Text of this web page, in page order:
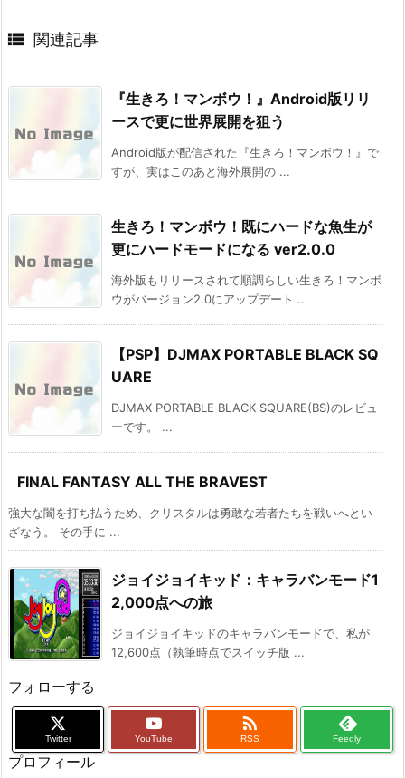
 関連記事
『生きろ！マンボウ！』Android版リリ
ースで更に世界展開を狙う
Android版が配信された『生きろ！マンボウ！』で
すが、実はこのあと海外展開の ...
生きろ！マンボウ！既にハードな魚生が
更にハードモードになる ver2.0.0
海外版もリリースされて順調らしい生きろ！マンボ
ウがバージョン2.0にアップデート ...
【PSP】DJMAX PORTABLE BLACK SQ
UARE
DJMAX PORTABLE BLACK SQUARE(BS)のレビュ
ーです。 ...
FINAL FANTASY ALL THE BRAVEST
強大な闇を打ち払うため、クリスタルは勇敢な若者たちを戦いへとい
ざなう。 その手に ...
ジョイジョイキッド：キャラバンモード1
2,000点への旅
ジョイジョイキッドのキャラバンモードで、私が
12,600点（執筆時点でスイッチ版 ...
フォローする
Twitter YouTube

RSS Feedly
プロフィール